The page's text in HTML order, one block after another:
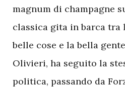
magnum di champagne
classica gita in barca tra
belle cose e la bella
Olivieri, ha seguito la
politica, passando da